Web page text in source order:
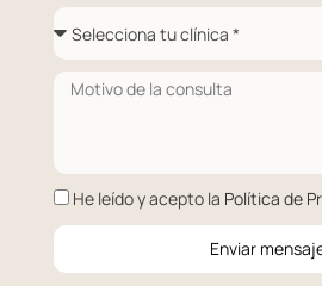
He leído y acepto la Política de
Enviar